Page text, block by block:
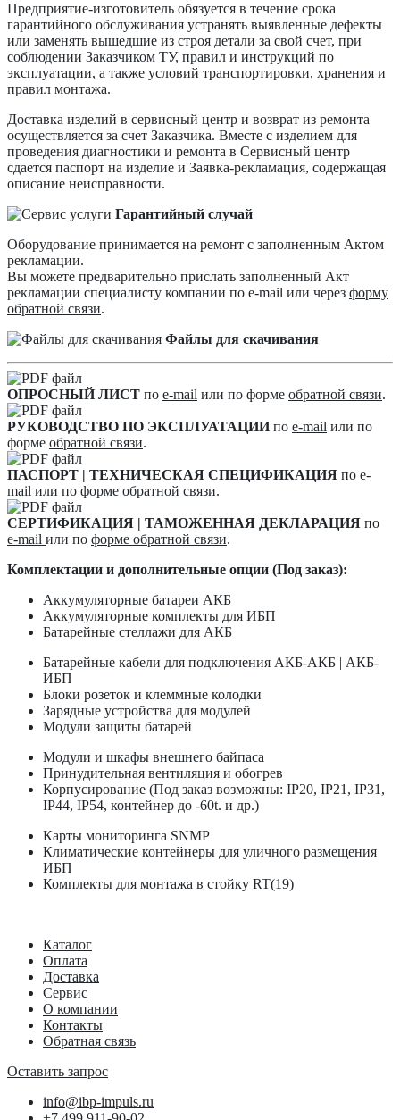
Предприятие-изготовитель обязуется в течение срока
гарантийного обслуживания устранять выявленные дефекты
или заменять вышедшие из строя детали за свой счет, при
соблюдении Заказчиком ТУ, правил и инструкций по
эксплуатации, а также условий транспортировки, хранения и
правил монтажа.
Доставка изделий в сервисный центр и возврат из ремонта
осуществляется за счет Заказчика. Вместе с изделием для
проведения диагностики и ремонта в Сервисный центр
сдается паспорт на изделие и Заявка-рекламация, содержащая
описание неисправности.
Гарантийный случай
Оборудование принимается на ремонт с заполненным Актом
рекламации.
Вы можете предварительно прислать заполненный Акт
рекламации специалисту компании по e-mail или через форму
обратной связи.
Файлы для скачивания
ОПРОСНЫЙ ЛИСТ по e-mail или по форме обратной связи.
РУКОВОДСТВО ПО ЭКСПЛУАТАЦИИпо e-mail или по
форме обратной связи.
ПАСПОРТ | ТЕХНИЧЕСКАЯ СПЕЦИФИКАЦИЯ по e-
mail или по форме обратной связи.
СЕРТИФИКАЦИЯ | ТАМОЖЕННАЯ ДЕКЛАРАЦИЯ по
e-mail или по форме обратной связи.
Комплектации и дополнительные опции (Под заказ):
Аккумуляторные батареи АКБ
Аккумуляторные комплекты для ИБП
Батарейные стеллажи для АКБ
Батарейные кабели для подключения АКБ-АКБ | АКБ-
ИБП
Блоки розеток и клеммные колодки
Зарядные устройства для модулей
Модули защиты батарей
Модули и шкафы внешнего байпаса
Принудительная вентиляция и обогрев
Корпусирование (Под заказ возможны: IP20, IP21, IP31,
IP44, IP54, контейнер до -60t. и др.)
Карты мониторинга SNMP
Климатические контейнеры для уличного размещения
ИБП
Комплекты для монтажа в стойку RT(19)
Каталог
Оплата
Доставка
Сервис
О компании
Контакты
Обратная связь
Оставить запрос
info@ibp-impuls.ru